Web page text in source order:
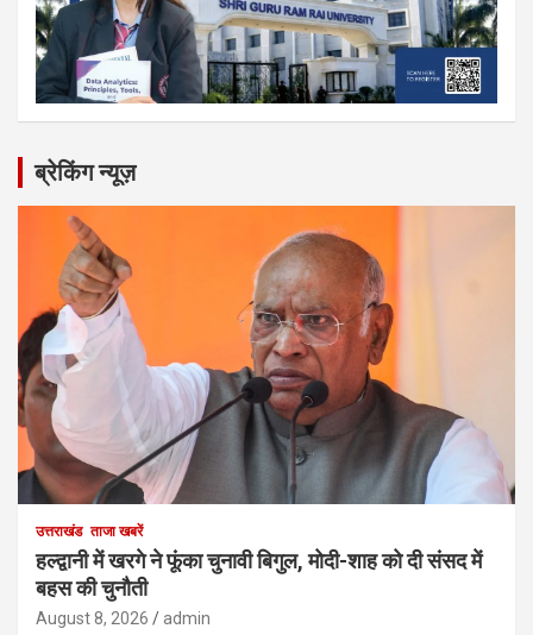
ब्रेकिंग न्यूज़
उत्तराखंड ताजा खबरें
हल्द्वानी में खरगे ने फूंका चुनावी बिगुल, मोदी-शाह को दी संसद में
बहस की चुनौती
August 8, 2026 admin